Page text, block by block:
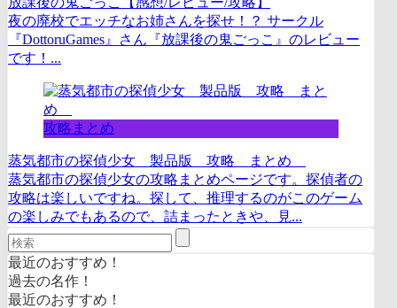
夜の廃校でエッチなお姉さんを探せ！？ サークル
『DottoruGames』さん『放課後の鬼ごっこ』のレビュー
です！...
攻略まとめ
蒸気都市の探偵少女 製品版 攻略 まとめ
蒸気都市の探偵少女の攻略まとめページです。探偵者の
攻略は楽しいですね。探して、推理するのがこのゲーム
の楽しみでもあるので、詰まったときや、見...
最近のおすすめ！
過去の名作！
最近のおすすめ！